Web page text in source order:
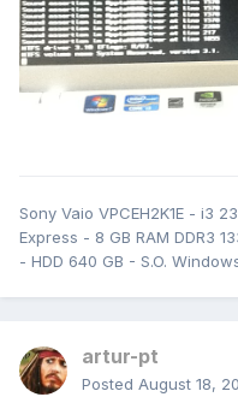
Sony Vaio VPCEH2K1E - i3
Express - 8 GB RAM DDR3
- HDD 640 GB - S.O.
artur-pt
Posted August 18,